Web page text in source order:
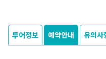
투어정보 예약안내 유의사